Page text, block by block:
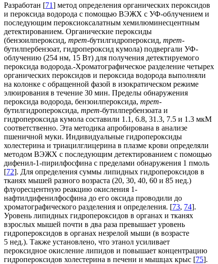
Разработан [71] метод определения органических пероксидов
и пероксида водорода с помощью ВЭЖХ с УФ-облучением и
последующим пероксиоксалатным хемилюминесцентным
детектированием. Органические пероксиды
(бензоилпероксид, трет-бутилгидропероксид, трет-
бутилпербензоат, гидропероксид кумола) подвергали УФ-
облучению (254 нм, 15 Вт) для получения детектируемого
пероксида водорода.-Хроматографическое разделение четырех
органических пероксидов и пероксида водорода выполняли
на колонке с обращенной фазой в изократическом режиме
элюирования в течение 30 мин. Пределы обнаружения
пероксида водорода, бензоилпероксида, трет-
бутилгидропероксида, трет-бутилпербензоата и
гидропероксида кумола составили 1.1, 6.8, 31.3, 7.5 и 1.3 мкМ
соответственно. Эта методика апробирована в анализе
пшеничной муки. Индивидуальные гидропероксиды
холестерина и триацилглицерина в плазме крови определяли
методом ВЭЖХ с последующим детектированием с помощью
дифенил-1-пирилфосфина с пределами обнаружения 1 пмоль
[72]. Для определения суммы липидных гидропероксидов в
тканях мышей разного возраста (20, 30, 40, 60 и 85 нед.)
флуоресцентную реакцию окисления 1-
нафтилдифенилфосфина до его оксида проводили до
хроматографического разделения и определения. [73, 74].
Уровень липидных гидропероксидов в органах и тканях
взрослых мышей почти в два раза превышает уровень
гидропероксидов в органах незрелой мыши (в возрасте
5 нед.). Также установлено, что этанол усиливает
пероксидное окисление липидов и повышает концентрацию
гидропероксидов холестерина в печени и мышцах крыс [75].